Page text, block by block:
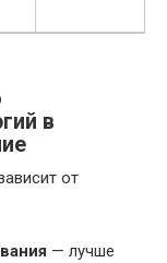
в
от
— лучше